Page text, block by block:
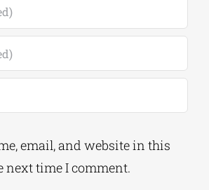
email, and website in this
next time I comment.